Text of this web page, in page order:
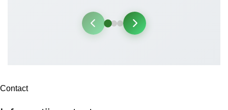
Contact